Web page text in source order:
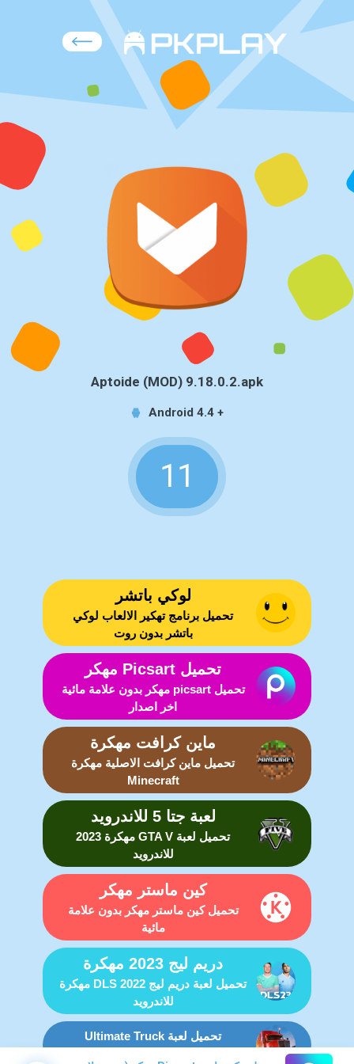
Aptoide (MOD) 9.18.0.2.apk
Android 4.4 +
11
لوكي باتشر
تحميل برنامج تهكير الالعاب لوكي
باتشر بدون روت
تحميل Picsart مهكر
تحميل picsart مهكر بدون علامة مائية
اخر اصدار
ماين كرافت مهكرة
تحميل ماين كرافت الاصلية مهكرة
Minecraft
لعبة جتا 5 للاندرويد
تحميل لعبة GTA V مهكرة 2023
للاندرويد
كين ماستر مهكر
تحميل كين ماستر مهكر بدون علامة
مائية
دريم ليج 2023 مهكرة
تحميل لعبة دريم ليج DLS 2022 مهكرة
للاندرويد
تحميل لعبة Ultimate Truck